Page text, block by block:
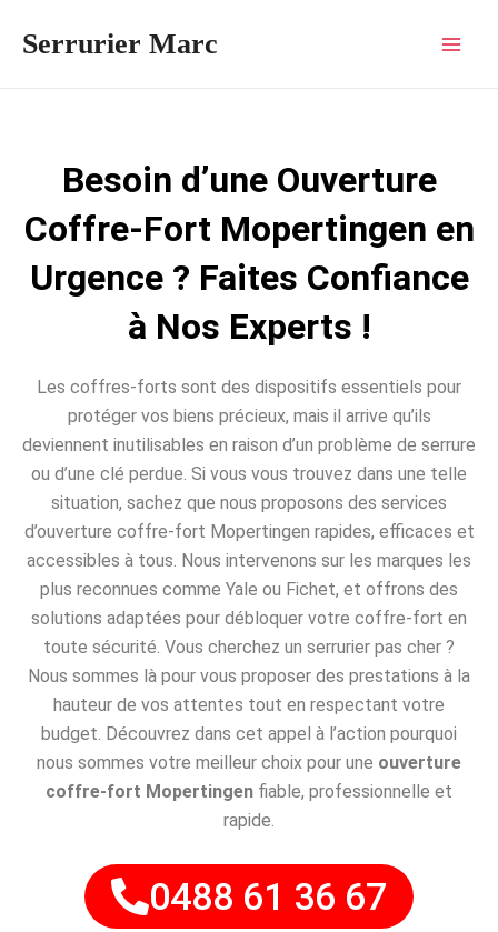
Serrurier Marc
Besoin d’une Ouverture
Coffre-Fort Mopertingen en
Urgence ? Faites Confiance
à Nos Experts !
Les coffres-forts sont des dispositifs essentiels pour
protéger vos biens précieux, mais il arrive qu’ils
deviennent inutilisables en raison d’un problème de serrure
ou d’une clé perdue. Si vous vous trouvez dans une telle
situation, sachez que nous proposons des services
d’ouverture coffre-fort Mopertingen rapides, efficaces et
accessibles à tous. Nous intervenons sur les marques les
plus reconnues comme Yale ou Fichet, et offrons des
solutions adaptées pour débloquer votre coffre-fort en
toute sécurité. Vous cherchez un serrurier pas cher ?
Nous sommes là pour vous proposer des prestations à la
hauteur de vos attentes tout en respectant votre
budget. Découvrez dans cet appel à l’action pourquoi
nous sommes votre meilleur choix pour une ouverture
coffre-fort Mopertingen fiable, professionnelle et
rapide.
0488 61 36 67